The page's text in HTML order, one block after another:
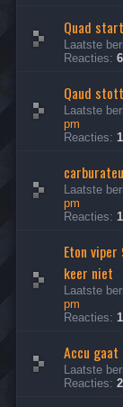
Quad
Laatste
Reacties: 6
Qaud
Laatste
pm
Reacties: 1
Laatste
pm
Reacties: 1
Eton
keer niet
Laatste
pm
Reacties: 1
Accu
Laatste
Reacties: 2